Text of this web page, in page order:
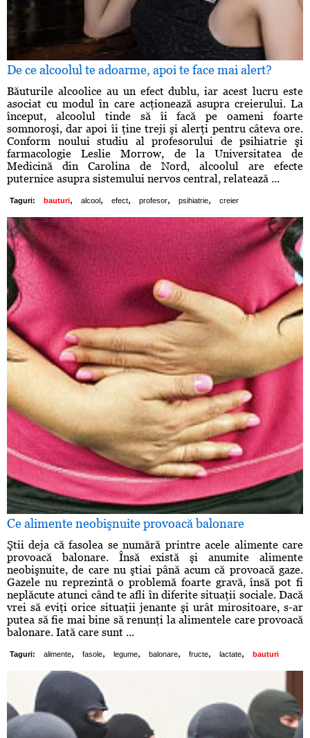
De ce alcoolul te adoarme, apoi te face mai alert?
Băuturile alcoolice au un efect dublu, iar acest lucru este
asociat cu modul în care acţionează asupra creierului. La
început, alcoolul tinde să îi facă pe oameni foarte
somnoroşi, dar apoi îi ţine treji şi alerţi pentru câteva ore.
Conform noului studiu al profesorului de psihiatrie şi
farmacologie Leslie Morrow, de la Universitatea de
Medicină din Carolina de Nord, alcoolul are efecte
puternice asupra sistemului nervos central, relatează ...
Taguri: bauturi, alcool , efect, profesor, psihiatrie, creier
Ce alimente neobişnuite provoacă balonare
Ştii deja că fasolea se numără printre acele alimente care
provoacă balonare. Însă există şi anumite alimente
neobişnuite, de care nu ştiai până acum că provoacă gaze.
Gazele nu reprezintă o problemă foarte gravă, însă pot fi
neplăcute atunci când te afli în diferite situaţii sociale. Dacă
vrei să eviţi orice situaţii jenante şi urât mirositoare, s-ar
putea să fie mai bine să renunţi la alimentele care provoacă
balonare. Iată care sunt ...
Taguri: alimente, fasole, legume, balonare, fructe, lactate, bauturi